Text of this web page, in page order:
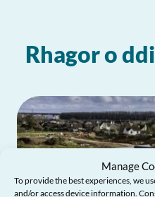
Manage
To provide the best experiences, we
and/or access device information.
Rhagor o